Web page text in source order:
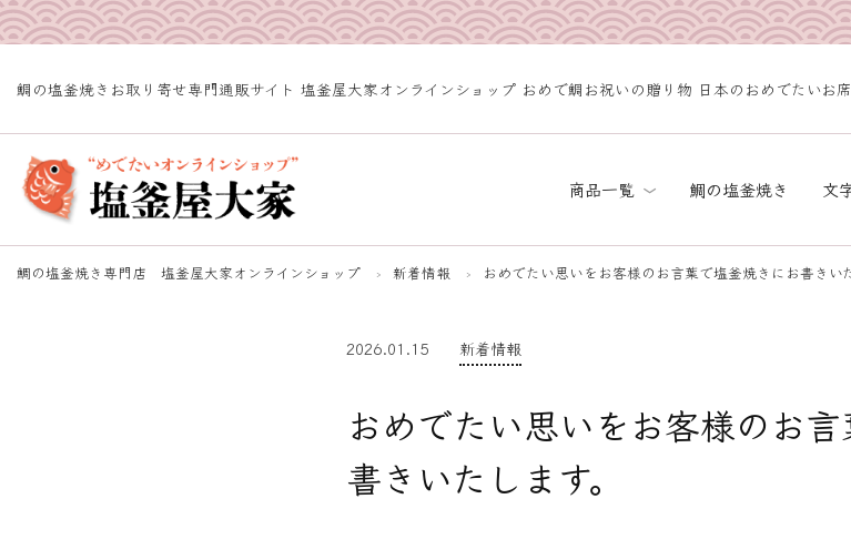
鯛の塩釜焼きお取り寄せ専門通販サイト 塩釜屋大家オンラインショップ おめで鯛お祝いの贈り物 日本のおめでたいお席
商品一覧 鯛の塩釜焼き 文
鯛の塩釜焼き専門店 塩釜屋大家オンラインショップ 新着情報 おめでたい思いをお客様のお言葉で塩釜焼きにお書きい
2026.01.15 新着情報
おめでたい思いをお客様のお
書きいたします。